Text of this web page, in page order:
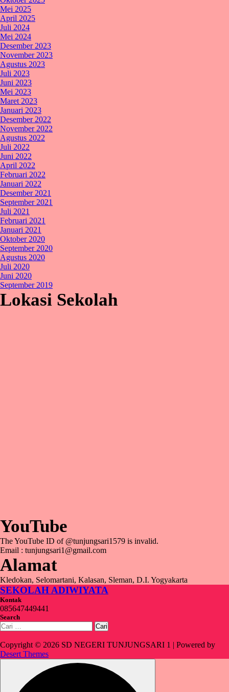
Mei 2025
April 2025
Juli 2024
Mei 2024
Desember 2023
November 2023
Agustus 2023
Juli 2023
Juni 2023
Mei 2023
Maret 2023
Januari 2023
Desember 2022
November 2022
Agustus 2022
Juli 2022
Juni 2022
April 2022
Februari 2022
Januari 2022
Desember 2021
September 2021
Juli 2021
Februari 2021
Januari 2021
Oktober 2020
September 2020
Agustus 2020
Juli 2020
Juni 2020
September 2019
Lokasi Sekolah
YouTube
The YouTube ID of @tunjungsari1579 is invalid.
Email : tunjungsari1@gmail.com
Alamat
Kledokan, Selomartani, Kalasan, Sleman, D.I. Yogyakarta
SEKOLAH ADIWIYATA
Kontak
085647449441
Search
Cari
Copyright © 2026 SD NEGERI TUNJUNGSARI 1 | Powered by
Desert Themes